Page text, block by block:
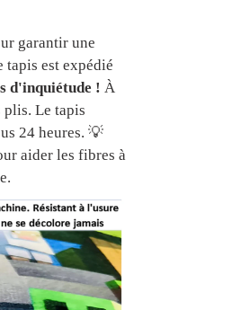
garantir une
est expédié
d'inquiétude ! À
Le tapis
24 heures. 💡
aider les fibres à